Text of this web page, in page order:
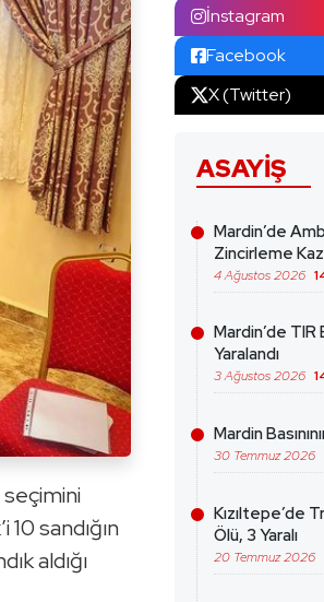
seçimini
10 sandığın
aldığı
İnstagram
Facebook
X (Twitter)
ASAYIŞ
Mardin’de
Zincirleme
4 Ağustos 2026
Mardin’de
Yaralandı
3 Ağustos 2026
Mardin
30 Temmuz 2026
Kızıltepe’de
Ölü, 3 Yaralı
20 Temmuz 2026